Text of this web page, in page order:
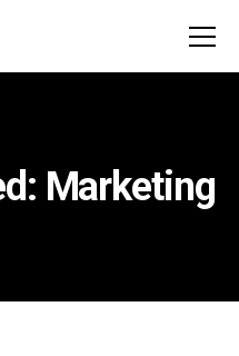
Marketing